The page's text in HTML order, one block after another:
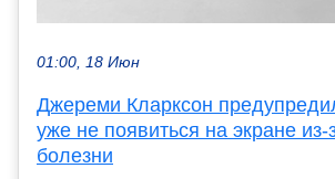
01:00, 18 Июн
Джереми Кларксон
уже не появиться на экране из-
болезни